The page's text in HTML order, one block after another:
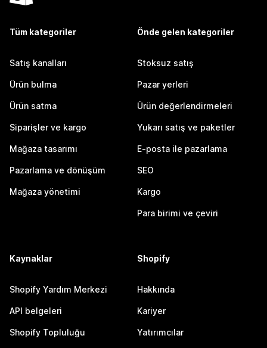
Tüm kategoriler
Satış kanalları
Ürün bulma
Ürün satma
Siparişler ve kargo
Mağaza tasarımı
Pazarlama ve dönüşüm
Mağaza yönetimi
Önde gelen kategoriler
Stoksuz satış
Pazar yerleri
Ürün değerlendirmeleri
Yukarı satış ve paketler
E-posta ile pazarlama
SEO
Kargo
Para birimi ve çeviri
Kaynaklar
Shopify Yardım Merkezi
API belgeleri
Shopify Topluluğu
Shopify
Hakkında
Kariyer
Yatırımcılar